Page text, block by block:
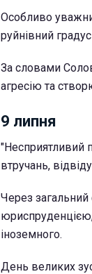
Особливо
руйнівний
За словами
агресію та
9 липня
"Несприятливий
втручань,
Через загальний
іноземного.
День великих